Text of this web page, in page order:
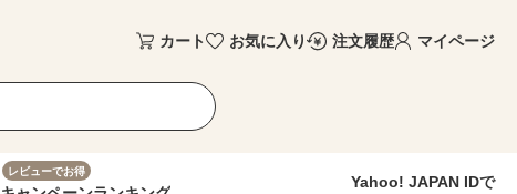
カート お気に入り 注文履歴 マイページ
レビューでお得
Yahoo! JAPAN IDで